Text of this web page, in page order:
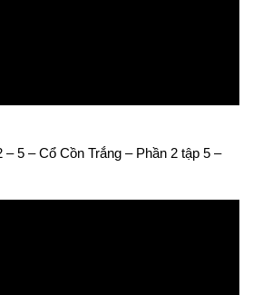
5 – Cổ Cồn Trắng – Phần 2 tập 5 –